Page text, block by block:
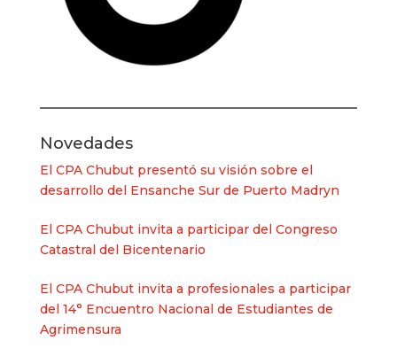
Novedades
El CPA Chubut presentó su visión sobre el
desarrollo del Ensanche Sur de Puerto Madryn
El CPA Chubut invita a participar del Congreso
Catastral del Bicentenario
El CPA Chubut invita a profesionales a participar
del 14° Encuentro Nacional de Estudiantes de
Agrimensura